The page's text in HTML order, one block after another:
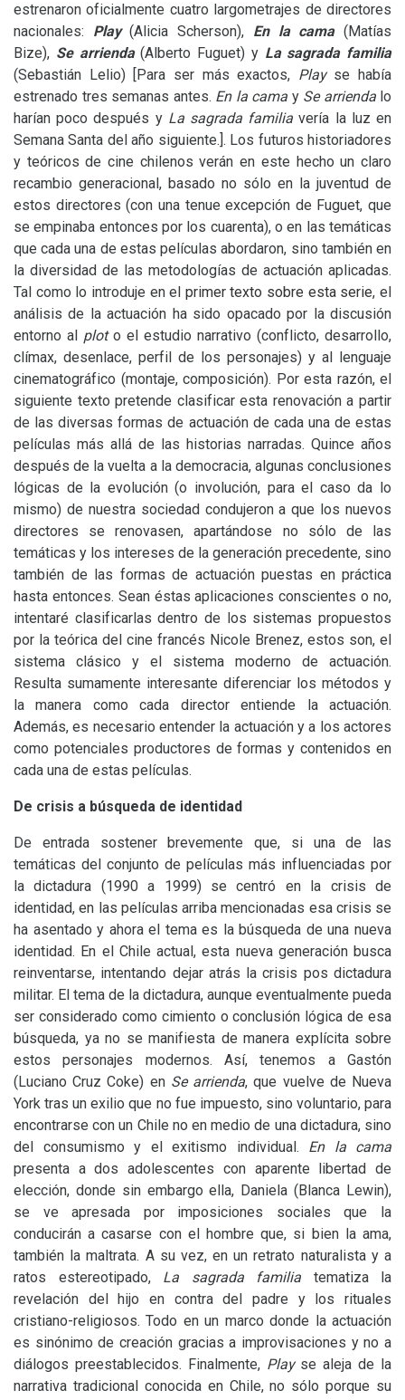
estrenaron oficialmente cuatro largometrajes de directores
nacionales: Play (Alicia Scherson), En la cama (Matías
Bize), Se arrienda (Alberto Fuguet) y La sagrada familia
(Sebastián Lelio) [Para ser más exactos, Playse había
estrenado tres semanas antes. En la cama y Se arriendalo
harían poco después y La sagrada familia vería la luz en
Semana Santa del año siguiente.]. Los futuros historiadores
y teóricos de cine chilenos verán en este hecho un claro
recambio generacional, basado no sólo en la juventud de
estos directores (con una tenue excepción de Fuguet, que
se empinaba entonces por los cuarenta), o en las temáticas
que cada una de estas películas abordaron, sino también en
la diversidad de las metodologías de actuación aplicadas.
Tal como lo introduje en el primer texto sobre esta serie, el
análisis de la actuación ha sido opacado por la discusión
entorno al plot o el estudio narrativo (conflicto, desarrollo,
clímax, desenlace, perfil de los personajes) y al lenguaje
cinematográfico (montaje, composición). Por esta razón, el
siguiente texto pretende clasificar esta renovación a partir
de las diversas formas de actuación de cada una de estas
películas más allá de las historias narradas. Quince años
después de la vuelta a la democracia, algunas conclusiones
lógicas de la evolución (o involución, para el caso da lo
mismo) de nuestra sociedad condujeron a que los nuevos
directores se renovasen, apartándose no sólo de las
temáticas y los intereses de la generación precedente, sino
también de las formas de actuación puestas en práctica
hasta entonces. Sean éstas aplicaciones conscientes o no,
intentaré clasificarlas dentro de los sistemas propuestos
por la teórica del cine francés Nicole Brenez, estos son, el
sistema clásico y el sistema moderno de actuación.
Resulta sumamente interesante diferenciar los métodos y
la manera como cada director entiende la actuación.
Además, es necesario entender la actuación y a los actores
como potenciales productores de formas y contenidos en
cada una de estas películas.
De crisis a búsqueda de identidad
De entrada sostener brevemente que, si una de las
temáticas del conjunto de películas más influenciadas por
la dictadura (1990 a 1999) se centró en la crisis de
identidad, en las películas arriba mencionadas esa crisis se
ha asentado y ahora el tema es la búsqueda de una nueva
identidad. En el Chile actual, esta nueva generación busca
reinventarse, intentando dejar atrás la crisis pos dictadura
militar. El tema de la dictadura, aunque eventualmente pueda
ser considerado como cimiento o conclusión lógica de esa
búsqueda, ya no se manifiesta de manera explícita sobre
estos personajes modernos. Así, tenemos a Gastón
(Luciano Cruz Coke) en Se arrienda, que vuelve de Nueva
York tras un exilio que no fue impuesto, sino voluntario, para
encontrarse con un Chile no en medio de una dictadura, sino
del consumismo y el exitismo individual. En la cama
presenta a dos adolescentes con aparente libertad de
elección, donde sin embargo ella, Daniela (Blanca Lewin),
se ve apresada por imposiciones sociales que la
conducirán a casarse con el hombre que, si bien la ama,
también la maltrata. A su vez, en un retrato naturalista y a
ratos estereotipado, La sagrada familia tematiza la
revelación del hijo en contra del padre y los rituales
cristiano-religiosos. Todo en un marco donde la actuación
es sinónimo de creación gracias a improvisaciones y no a
diálogos preestablecidos. Finalmente, Playse aleja de la
narrativa tradicional conocida en Chile, no sólo porque su